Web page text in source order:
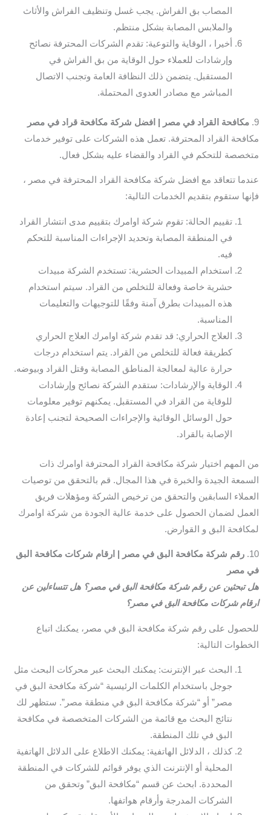
المصاب بق الفراش. يجب غسل وتنظيف الفراش والأثاث
والملابس المصابة بشكل منتظم.
أخيرا ، الوقاية والتوعية: تقدم الشركات المحترفة نصائح
وإرشادات للعملاء حول الوقاية من بق الفراش في
المستقبل. يتضمن ذلك النظافة العامة وتجنب الاتصال
المباشر مع مصادر العدوى المحتملة.
9. مكافحة القراد في مصر | افضل شركة مكافحة قراد في مصر
مكافحة القراد المحترفة. تعمل هذه الشركات على توفير خدمات
متخصصة للتحكم في القراد والقضاء عليه بشكل فعال.
عندما تتعاقد مع افضل شركة مكافحة القراد المحترفة في مصر ،
فإنها ستقوم بتقديم الخدمات التالية:
تقييم الحالة: تقوم شركة اوامرك بتقييم مدى انتشار القراد
في المنطقة المصابة وتحديد الإجراءات المناسبة للتحكم
فيه.
استخدام المبيدات الحشرية: تستخدم الشركة مبيدات
حشرية خاصة وفعالة للتخلص من القراد. سيتم استخدام
هذه المبيدات بطرق آمنة وفقًا للتوجيهات والتعليمات
المناسبة.
العلاج الحراري: قد تقدم شركة اوامرك العلاج الحراري
كطريقة فعالة للتخلص من القراد. يتم استخدام درجات
حرارة عالية لمعالجة المناطق المصابة وقتل القراد وبيوضه.
الوقاية والإرشادات: ستقدم الشركة نصائح وإرشادات
للوقاية من القراد في المستقبل. يمكنهم توفير معلومات
حول الوسائل الوقائية والإجراءات الصحيحة لتجنب إعادة
الإصابة بالقراد.
من المهم اختيار شركة مكافحة القراد المحترفة اوامرك ذات
السمعة الجيدة والخبرة في هذا المجال. قم بالتحقق من توصيات
العملاء السابقين والتحقق من ترخيص الشركة ومؤهلات فريق
العمل لضمان الحصول على خدمة عالية الجودة من شركة اوامرك
لمكافحة البق و القوارض.
10. رقم شركة مكافحة البق في مصر | ارقام شركات مكافحة البق
في مصر
هل تبحثين عن رقم شركة مكافحة البق في مصر؟ هل تتساءلين عن
ارقام شركات مكافحة البق في مصر؟
للحصول على رقم شركة مكافحة البق في مصر، يمكنك اتباع
الخطوات التالية:
البحث عبر الإنترنت: يمكنك البحث عبر محركات البحث مثل
جوجل باستخدام الكلمات الرئيسية “شركة مكافحة البق في
مصر” أو “شركة مكافحة البق في منطقة مصر”. ستظهر لك
نتائج البحث مع قائمة من الشركات المتخصصة في مكافحة
البق في تلك المنطقة.
كذلك ، الدلائل الهاتفية: يمكنك الاطلاع على الدلائل الهاتفية
المحلية أو الإنترنت الذي يوفر قوائم للشركات في المنطقة
المحددة. ابحث عن قسم “مكافحة البق” وتحقق من
الشركات المدرجة وأرقام هواتفها.